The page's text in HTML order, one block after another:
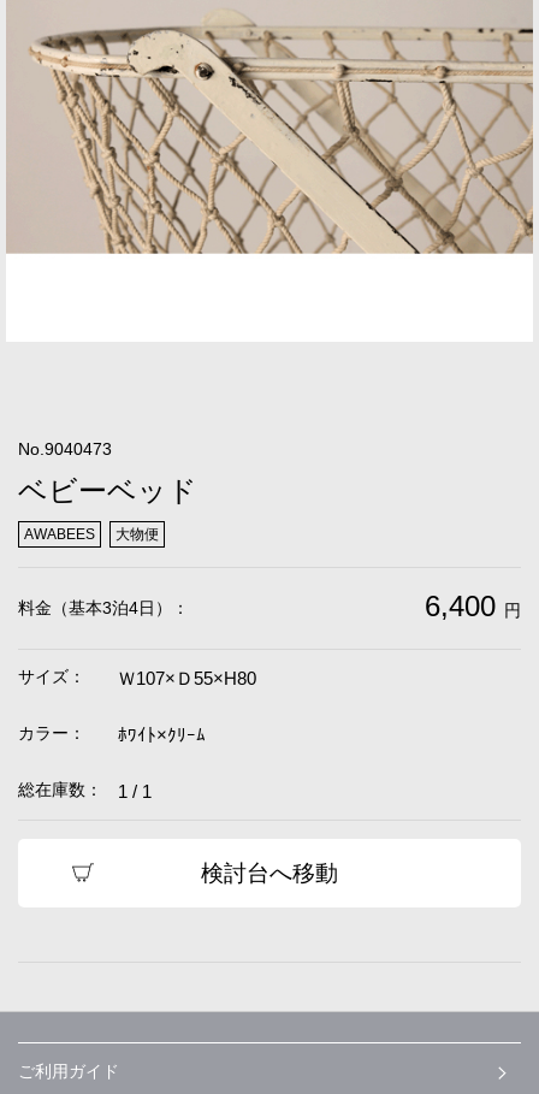
No.9040473
ベビーベッド
AWABEES 大物便
料金（基本3泊4日）： 6,400 円
サイズ： Ｗ107×Ｄ55×H80
カラー： ﾎﾜｲﾄ×ｸﾘｰﾑ
総在庫数： 1 / 1
検討台へ移動
ご利用ガイド